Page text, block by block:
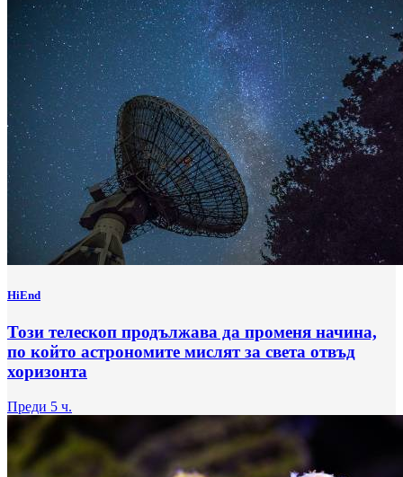
HiEnd
Този телескоп продължава да променя начина,
по който астрономите мислят за света отвъд
хоризонта
Преди 5 ч.